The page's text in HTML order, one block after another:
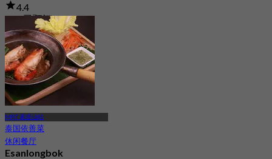
4.4
165 已预订
起฿ 499.75
MRT 素提讪站
泰国依善菜
休闲餐厅
Esanlongbok